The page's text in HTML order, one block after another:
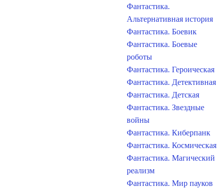
Фантастика.
Альтернативная история
Фантастика. Боевик
Фантастика. Боевые
роботы
Фантастика. Героическая
Фантастика. Детективная
Фантастика. Детская
Фантастика. Звездные
войны
Фантастика. Киберпанк
Фантастика. Космическая
Фантастика. Магический
реализм
Фантастика. Мир пауков